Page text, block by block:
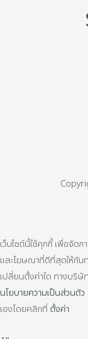
เว็บไซต์นี้ใช้คุกกี้ เพื่อจั
และโฆษณาที่ดีที่สุดให้กับ
เปลี่ยนตั้งค่าใด ทางบริษั
นโยบายความเป็นส่วนตัว
เองโดยคลิกที่ ตั้งค่า